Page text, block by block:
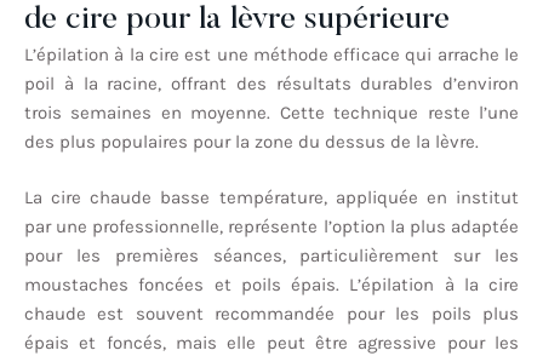
de cire pour la lèvre supérieure
L’épilation à la cire est une méthode efficace qui arrache le
poil à la racine, offrant des résultats durables d’environ
trois semaines en moyenne. Cette technique reste l’une
des plus populaires pour la zone du dessus de la lèvre.
La cire chaude basse température, appliquée en institut
par une professionnelle, représente l’option la plus adaptée
pour les premières séances, particulièrement sur les
moustaches foncées et poils épais. L’épilation à la cire
chaude est souvent recommandée pour les poils plus
épais et foncés, mais elle peut être agressive pour les